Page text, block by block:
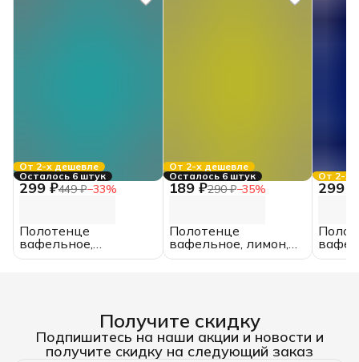
От 2-х дешевле
Осталось 6 штук
299 ₽449 ₽−33%
Полотенце
вафельное,
ментоловое, 50*90,
От 2-х дешевле
Осталось 6 штук
189 ₽290 ₽−35%
Полотенце
вафельное, лимон,
35*75,
От 2-х
299 ₽
Получите скидку
Подпишитесь на наши акции и новости и
получите скидку на следующий заказ